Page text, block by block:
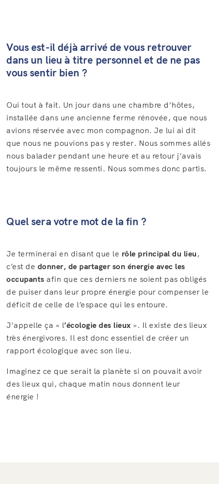
Vous est-il déjà arrivé de vous retrouver
dans un lieu à titre personnel et de ne pas
vous sentir bien ?
Oui tout à fait. Un jour dans une chambre d’hôtes,
installée dans une ancienne ferme rénovée, que nous
avions réservée avec mon compagnon. Je lui ai dit
que nous ne pouvions pas y rester. Nous sommes allés
nous balader pendant une heure et au retour j’avais
toujours le même ressenti. Nous sommes donc partis.
Quel sera votre mot de la fin ?
Je terminerai en disant que le rôle principal du lieu ,
c’est de donner, de partager son énergie avec les
occupants afin que ces derniers ne soient pas obligés
de puiser dans leur propre énergie pour compenser le
déficit de celle de l’espace qui les entoure.
J’appelle ça « l’écologie des lieux ». Il existe des lieux
très énergivores. Il est donc essentiel de créer un
rapport écologique avec son lieu.
Imaginez ce que serait la planète si on pouvait avoir
des lieux qui, chaque matin nous donnent leur
énergie !